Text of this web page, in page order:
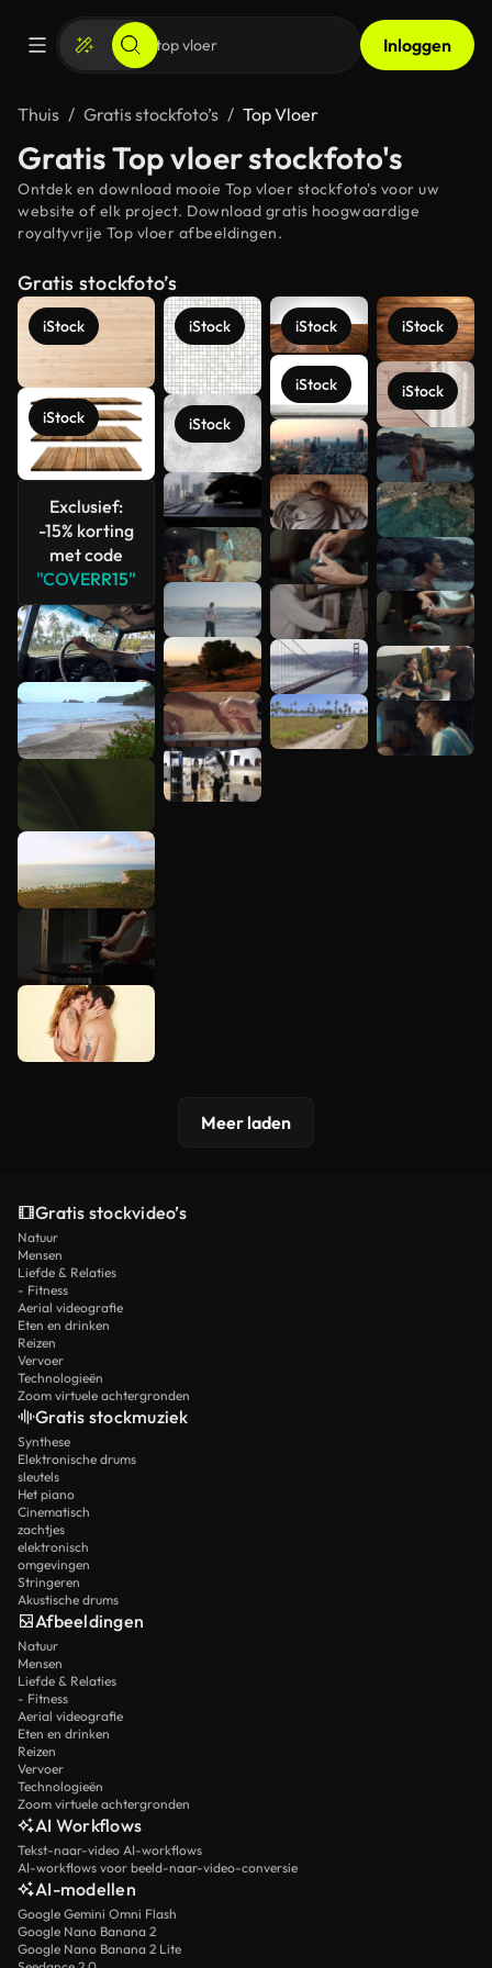
Inloggen
Thuis Gratis stockfoto’s Top Vloer
Gratis Top vloer stockfoto's
Ontdek en download mooie Top vloer stockfoto's voor uw
website of elk project. Download gratis hoogwaardige
royaltyvrije Top vloer afbeeldingen.
Gratis stockfoto’s
iStock
iStock
Exclusief:
-15% korting
met code
"COVERR15"
iStock
iStock
iStock
iStock
iStock
iStock
Meer
bekijken
Meer laden
Gratis stockvideo’s
Natuur
Mensen
Liefde & Relaties
- Fitness
Aerial videografie
Eten en drinken
Reizen
Vervoer
Technologieën
Zoom virtuele achtergronden
Gratis stockmuziek
Synthese
Elektronische drums
sleutels
Het piano
Cinematisch
zachtjes
elektronisch
omgevingen
Stringeren
Akustische drums
Afbeeldingen
Natuur
Mensen
Liefde & Relaties
- Fitness
Aerial videografie
Eten en drinken
Reizen
Vervoer
Technologieën
Zoom virtuele achtergronden
AI Workflows
Tekst-naar-video AI-workflows
AI-workflows voor beeld-naar-video-conversie
AI-modellen
Google Gemini Omni Flash
Google Nano Banana 2
Google Nano Banana 2 Lite